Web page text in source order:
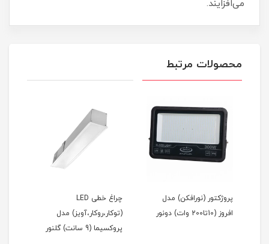
می‌افزایند.
محصولات مرتبط
پروژکتور (نورافکن) مدل
افروز (10تا200 وات) دونور
چراغ خطی LED
(توکار،روکار،آویز) مدل
پروکسیما (9 سانت) گلنور